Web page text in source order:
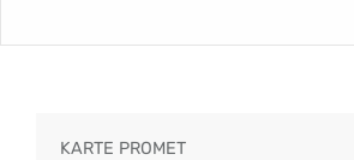
KARTE PROMET